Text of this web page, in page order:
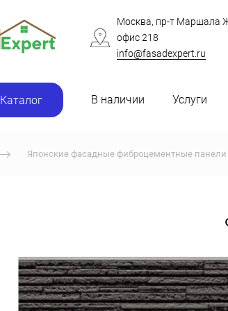
Москва, пр-т Маршала
офис 218
info@fasadexpert.ru
Каталог В наличии Услуги
Японские фасадные фиброцементные панели